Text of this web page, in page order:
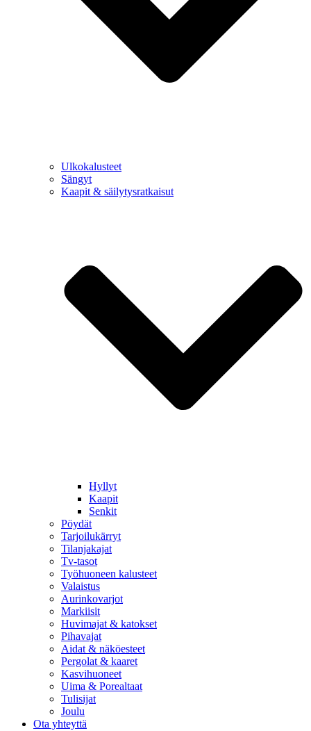
Ulkokalusteet
Sängyt
Kaapit & säilytysratkaisut
Hyllyt
Kaapit
Senkit
Pöydät
Tarjoilukärryt
Tilanjakajat
Tv-tasot
Työhuoneen kalusteet
Valaistus
Aurinkovarjot
Markiisit
Huvimajat & katokset
Pihavajat
Aidat & näköesteet
Pergolat & kaaret
Kasvihuoneet
Uima & Porealtaat
Tulisijat
Joulu
Ota yhteyttä